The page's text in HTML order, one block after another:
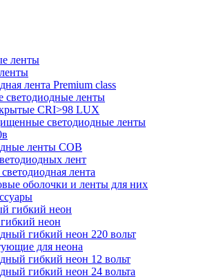
лента Premium class
светодиодные ленты
CRI>98 LUX
светодиодные ленты
ленты COB
лент
лента
оболочки и ленты для них
неон
гибкий неон 220 вольт
для неона
гибкий неон 12 вольт
гибкий неон 24 вольта